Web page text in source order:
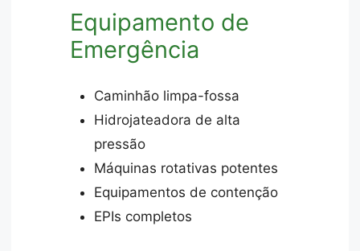
Equipamento de
Emergência
Caminhão limpa-fossa
Hidrojateadora de alta
pressão
Máquinas rotativas potentes
Equipamentos de contenção
EPIs completos